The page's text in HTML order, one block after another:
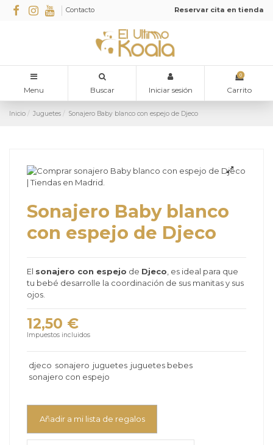
Contacto Reservar cita en tienda
Menu Buscar Iniciar sesión
0
Carrito
Inicio Juguetes Sonajero Baby blanco con espejo de Djeco
Sonajero Baby blanco
con espejo de Djeco
El sonajero con espejo de Djeco , es ideal para que
tu bebé desarrolle la coordinación de sus manitas y sus
ojos.
12,50 €
Impuestos incluidos
djeco sonajero juguetes juguetes bebes
sonajero con espejo
Añadir a mi lista de regalos